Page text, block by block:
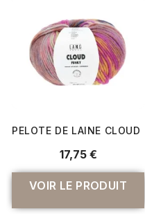
PELOTE DE LAINE
17,75 €
VOIR LE PRODUIT